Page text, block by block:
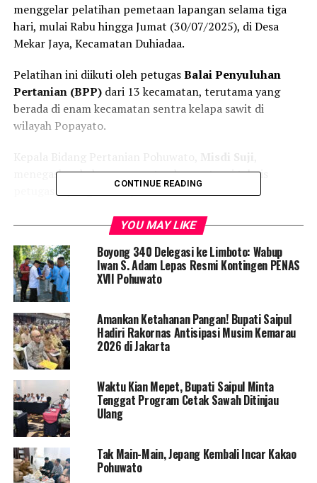
menggelar pelatihan pemetaan lapangan selama tiga
hari, mulai Rabu hingga Jumat (30/07/2025), di Desa
Mekar Jaya, Kecamatan Duhiadaa.
Pelatihan ini diikuti oleh petugasBalai Penyuluhan
Pertanian (BPP)dari 13 kecamatan, terutama yang
berada di enam kecamatan sentra kelapa sawit di
wilayah Popayato.
Kepala Bidang Pertanian Pohuwato,
Misdi Suji
menegaskan bahwa penguatan kompetensi teknis
petugas lapangan menjadi kunci keberhasilan
“Petugas kita butuh penguatan kemampuan pemetaan
secara teknis agar proses pendataan STDB lebih akurat,
sah, dan sesuai aturan. Karena itu, pelatihan ini
dirancang dengan pendekatan praktik langsung di
lapangan,”jelas Misdi.
Pelatihan menghadirkan pemateri dari berbagai instansi,
antara lain:
Direktorat Aneka Palma dan Kelapa Sawit
Kementerian Pertanian
Dinas Pertanian Provinsi Gorontalo
Badan Pemantapan Kawasan Hutan (BPKH)
Provinsi Gorontalo
Badan Pertanahan Nasional (BPN) Pohuwato
Perwakilan swasta dari
CONTINUE READING
YOU MAY LIKE
Boyong 340 Delegasi ke Limboto: Wabup
Iwan S. Adam Lepas Resmi Kontingen PENAS
XVII Pohuwato
Amankan Ketahanan Pangan! Bupati Saipul
Hadiri Rakornas Antisipasi Musim Kemarau
2026 di Jakarta
Waktu Kian Mepet, Bupati Saipul Minta
Tenggat Program Cetak Sawah Ditinjau
Ulang
Tak Main-Main, Jepang Kembali Incar Kakao
Pohuwato